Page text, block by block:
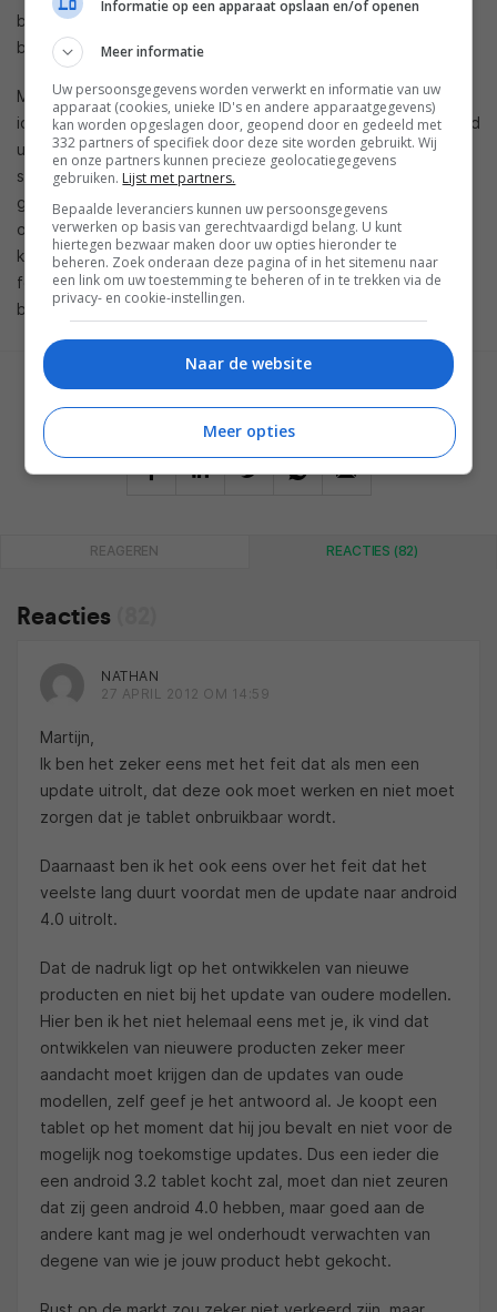
bevalt. Koop pas een tablet als het besturingssysteem je
bevalt en kijk niet naar mogelijke toekomstige updates.
Mij lijkt het voor zowel de markt als de simpele consument
ideaal als elke fabrikant nu stopt met het uitrollen van Android
updates, iets wat natuurlijk nooit zal gebeuren en met wat
sarcasme geschreven is. We hebben wel gezien dat dit
gewoon niet werkt en alleen maar klachten, kritiek en gezeur
oplevert, met hier en daar een uitzondering. Je weet wat je
koopt en wat je dus krijgt en de fabrikant kan zich fijn
focussen op nieuwe producten. Dit zou een hoop rust
brengen in het land van de Android tablets..
GESCHREVEN DOOR
MARTIJN CHEL
REAGEREN REACTIES (82)
Reacties
NATHAN
27 APRIL 2012 OM 14:59
Martijn,
Ik ben het zeker eens met het feit dat als men een
update uitrolt, dat deze ook moet werken en niet moet
zorgen dat je tablet onbruikbaar wordt.
Daarnaast ben ik het ook eens over het feit dat het
veelste lang duurt voordat men de update naar android
4.0 uitrolt.
Dat de nadruk ligt op het ontwikkelen van nieuwe
producten en niet bij het update van oudere modellen.
Hier ben ik het niet helemaal eens met je, ik vind dat
ontwikkelen van nieuwere producten zeker meer
aandacht moet krijgen dan de updates van oude
modellen, zelf geef je het antwoord al. Je koopt een
tablet op het moment dat hij jou bevalt en niet voor de
mogelijk nog toekomstige updates. Dus een ieder die
een android 3.2 tablet kocht zal, moet dan niet zeuren
dat zij geen android 4.0 hebben, maar goed aan de
andere kant mag je wel onderhoudt verwachten van
degene van wie je jouw product hebt gekocht.
Informatie op een apparaat opslaan en/of openen
Meer informatie
Uw persoonsgegevens worden verwerkt en informatie van uw
apparaat (cookies, unieke ID's en andere apparaatgegevens)
kan worden opgeslagen door, geopend door en gedeeld met
332 partners of specifiek door deze site worden gebruikt. Wij
en onze partners kunnen precieze geolocatiegegevens
gebruiken. Lijst met partners.
Bepaalde leveranciers kunnen uw persoonsgegevens
verwerken op basis van gerechtvaardigd belang. U kunt
hiertegen bezwaar maken door uw opties hieronder te
beheren. Zoek onderaan deze pagina of in het sitemenu naar
een link om uw toestemming te beheren of in te trekken via de
privacy- en cookie-instellingen.
Naar de website
Meer opties